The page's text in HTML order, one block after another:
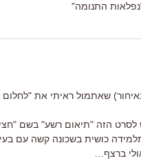
התנומה"
שאתמול ראיתי את "לחלום
הזה "תיאום רשע" בשם
כושית בשכונה קשה עם
ברצף…